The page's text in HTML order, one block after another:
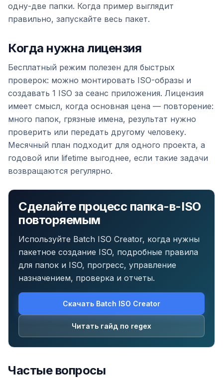
одну-две папки. Когда пример выглядит
правильно, запускайте весь пакет.
Когда нужна лицензия
Бесплатный режим полезен для быстрых
проверок: можно монтировать ISO-образы и
создавать 1 ISO за сеанс приложения. Лицензия
имеет смысл, когда основная цена — повторение:
много папок, грязные имена, результат нужно
проверить или передать другому человеку.
Месячный план подходит для одного проекта, а
годовой или lifetime выгоднее, если такие задачи
возвращаются регулярно.
Сделайте процесс папка-в-ISO
повторяемым
Используйте Batch ISO Creator, когда нужны
пакетное создание ISO, подробные правила
для папок и ISO, прогресс, управление
назначением, проверка и отчеты.
Скачать Batch ISO Creator
Читать гайд по regex
Частые вопросы